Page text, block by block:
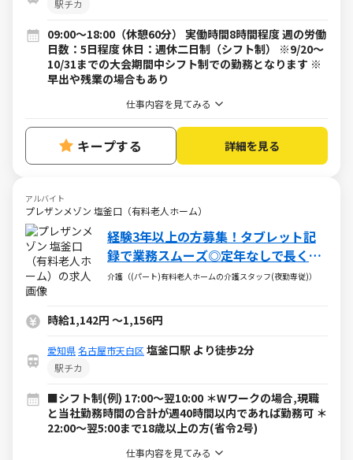
駅チカ
09:00～18:00（休憩60分） 実働時間8時間程度 週の労働
日数：5日程度 休日：週休二日制（シフト制） ※9/20～
10/31までの大会期間中シフト制での勤務となります ※
早出や残業の場合もあり
仕事内容を見てみる
キープする 詳細を見る
アルバイト
プレザンメゾン 塩釜口（有料老人ホーム）
経験3年以上の方募集！タブレット記
録で業務スムーズ◎定年なしで長く稼
げる夜勤専従
介護（(パート)有料老人ホームの介護スタッフ(夜勤専従)）
時給1,142円 ～1,156円
愛知県名古屋市天白区 塩釜口駅 より徒歩2分
駅チカ
■シフト制(例) 17:00～翌10:00 ＊Wワークの場合,現職
と当社勤務時間の合計が週40時間以内であれば勤務可 ＊
22:00～翌5:00まで18歳以上の方(省令2号)
仕事内容を見てみる